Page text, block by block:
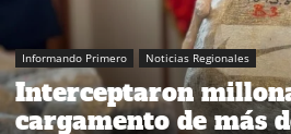
Informando Primero Noticias Regionales
Interceptaron
cargamento de más